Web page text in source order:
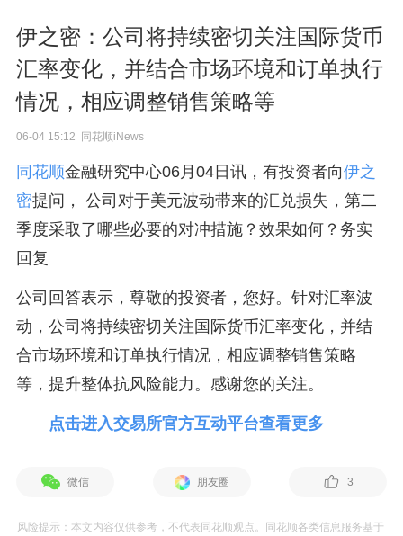
伊之密：公司将持续密切关注国际货币
汇率变化，并结合市场环境和订单执行
情况，相应调整销售策略等
06-04 15:12 同花顺iNews
同花顺金融研究中心06月04日讯，有投资者向伊之
密提问， 公司对于美元波动带来的汇兑损失，第二
季度采取了哪些必要的对冲措施？效果如何？务实
回复
公司回答表示，尊敬的投资者，您好。针对汇率波
动，公司将持续密切关注国际货币汇率变化，并结
合市场环境和订单执行情况，相应调整销售策略
等，提升整体抗风险能力。感谢您的关注。
点击进入交易所官方互动平台查看更多
微信 朋友圈 3
风险提示：本文内容仅供参考，不代表同花顺观点。同花顺各类信息服务基于